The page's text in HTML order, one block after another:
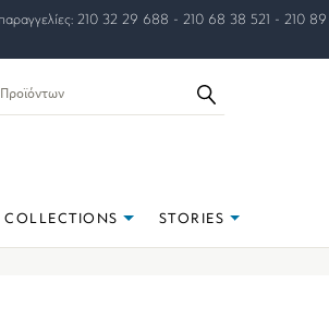
παραγγελίες: 210 32 29 688 - 210 68 38 521 - 210
COLLECTIONS STORIES